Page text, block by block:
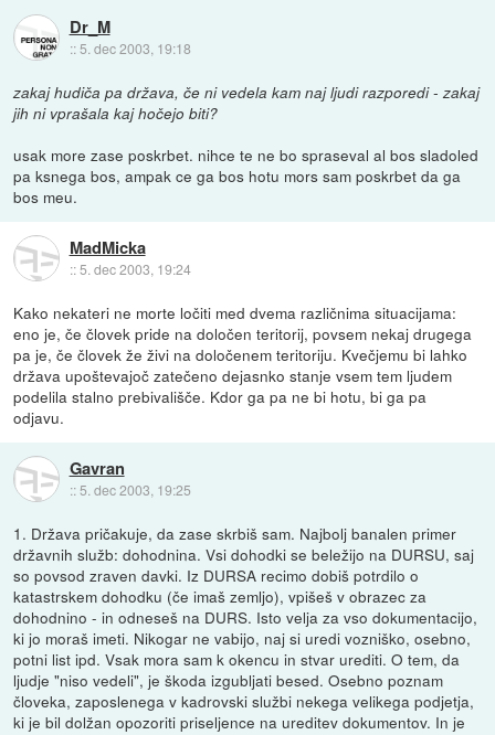
Dr_M
:: 5. dec 2003, 19:18
zakaj hudiča pa država, če ni vedela kam naj ljudi razporedi - zakaj
jih ni vprašala kaj hočejo biti?
usak more zase poskrbet. nihce te ne bo spraseval al bos sladoled
pa ksnega bos, ampak ce ga bos hotu mors sam poskrbet da ga
bos meu.
MadMicka
::5. dec 2003, 19:24
Kako nekateri ne morte ločiti med dvema različnima situacijama:
eno je, če človek pride na določen teritorij, povsem nekaj drugega
pa je, če človek že živi na določenem teritoriju. Kvečjemu bi lahko
država upoštevajoč zatečeno dejasnko stanje vsem tem ljudem
podelila stalno prebivališče. Kdor ga pa ne bi hotu, bi ga pa
odjavu.
Gavran
:: 5. dec 2003, 19:25
1. Država pričakuje, da zase skrbiš sam. Najbolj banalen primer
državnih služb: dohodnina. Vsi dohodki se beležijo na DURSU, saj
so povsod zraven davki. Iz DURSA recimo dobiš potrdilo o
katastrskem dohodku (če imaš zemljo), vpišeš v obrazec za
dohodnino - in odneseš na DURS. Isto velja za vso dokumentacijo,
ki jo moraš imeti. Nikogar ne vabijo, naj si uredi vozniško, osebno,
potni list ipd. Vsak mora sam k okencu in stvar urediti. O tem, da
ljudje "niso vedeli", je škoda izgubljati besed. Osebno poznam
človeka, zaposlenega v kadrovski službi nekega velikega podjetja,
ki je bil dolžan opozoriti priseljence na ureditev dokumentov. In je